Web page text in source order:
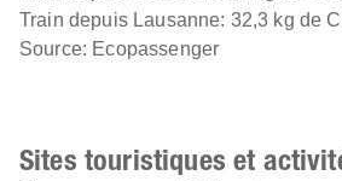
Train depuis Lausanne: 32,3 kg de
Source: Ecopassenger
Sites touristiques et